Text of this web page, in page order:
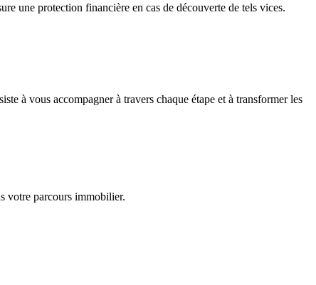
une protection financière en cas de découverte de tels vices.
à vous accompagner à travers chaque étape et à transformer les
votre parcours immobilier.